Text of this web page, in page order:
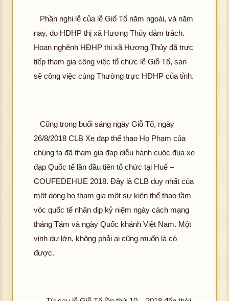
Phần nghi lễ của lễ Giổ Tổ năm ngoái, và năm
nay, do HĐHP thị xã Hương Thủy đảm trách.
Hoan nghênh HĐHP thị xã Hương Thủy đã trực
tiếp tham gia công việc tổ chức lễ Giỗ Tổ, san
sẽ công việc cùng Thường trực HĐHP của tỉnh.
Cũng trong buổi sáng ngày Giỗ Tổ, ngày
26/8/2018 CLB Xe đạp thể thao Họ Phạm của
chúng ta đã tham gia đạp diễu hành cuộc đua xe
đạp Quốc tế lần đầu tiên tổ chức tại Huế –
COUFEDEHUE 2018. Đây là CLB duy nhất của
một dòng họ tham gia một sự kiện thể thao tầm
vóc quốc tế nhân dịp kỷ niệm ngày cách mạng
tháng Tám và ngày Quốc khánh Việt Nam. Một
vinh dự lớn, không phải ai cũng muốn là có
được.